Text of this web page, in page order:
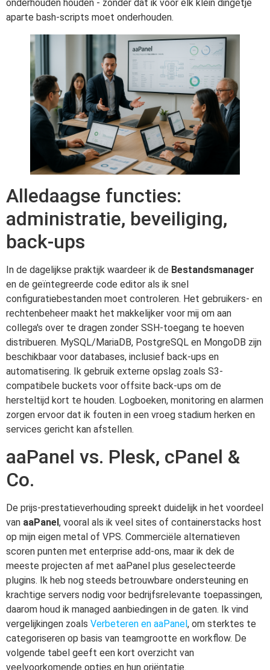
onderhouden houden - zonder dat ik voor elk klein dingetje
aparte bash-scripts moet onderhouden.
Alledaagse functies:
administratie, beveiliging,
back-ups
In de dagelijkse praktijk waardeer ik de Bestandsmanager
en de geïntegreerde code editor als ik snel
configuratiebestanden moet controleren. Het gebruikers- en
rechtenbeheer maakt het makkelijker voor mij om aan
collega's over te dragen zonder SSH-toegang te hoeven
distribueren. MySQL/MariaDB, PostgreSQL en MongoDB zijn
beschikbaar voor databases, inclusief back-ups en
automatisering. Ik gebruik externe opslag zoals S3-
compatibele buckets voor offsite back-ups om de
hersteltijd kort te houden. Logboeken, monitoring en alarmen
zorgen ervoor dat ik fouten in een vroeg stadium herken en
services gericht kan afstellen.
aaPanel vs. Plesk, cPanel &
Co.
De prijs-prestatieverhouding spreekt duidelijk in het voordeel
van aaPanel, vooral als ik veel sites of containerstacks host
op mijn eigen metal of VPS. Commerciële alternatieven
scoren punten met enterprise add-ons, maar ik dek de
meeste projecten af met aaPanel plus geselecteerde
plugins. Ik heb nog steeds betrouwbare ondersteuning en
krachtige servers nodig voor bedrijfsrelevante toepassingen,
daarom houd ik managed aanbiedingen in de gaten. Ik vind
vergelijkingen zoals Verbeteren en aaPanel, om sterktes te
categoriseren op basis van teamgrootte en workflow. De
volgende tabel geeft een kort overzicht van
veelvoorkomende opties en hun oriëntatie.